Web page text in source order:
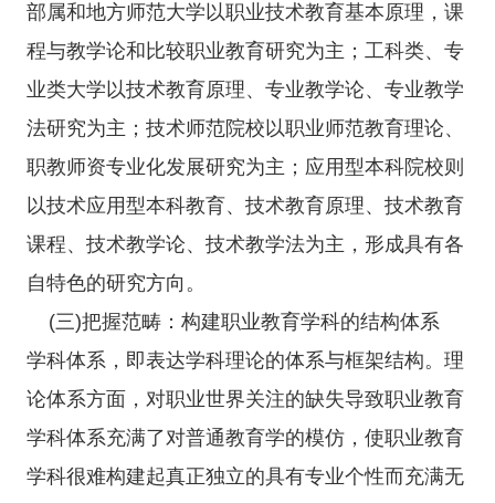
部属和地方师范大学以职业技术教育基本原理，课
程与教学论和比较职业教育研究为主；工科类、专
业类大学以技术教育原理、专业教学论、专业教学
法研究为主；技术师范院校以职业师范教育理论、
职教师资专业化发展研究为主；应用型本科院校则
以技术应用型本科教育、技术教育原理、技术教育
课程、技术教学论、技术教学法为主，形成具有各
自特色的研究方向。
(三)把握范畴：构建职业教育学科的结构体系
学科体系，即表达学科理论的体系与框架结构。理
论体系方面，对职业世界关注的缺失导致职业教育
学科体系充满了对普通教育学的模仿，使职业教育
学科很难构建起真正独立的具有专业个性而充满无